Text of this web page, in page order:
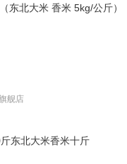
东北大米 香米 5kg/公斤）
舰店
东北大米香米十斤